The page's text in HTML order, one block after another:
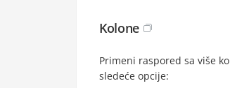
Kolone
Primeni raspored sa više
sledeće opcije: